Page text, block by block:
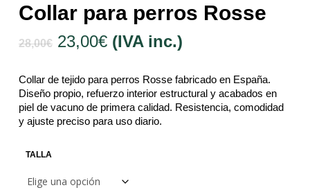
Collar para perros Rosse
28,00€ El
original
era:
28,00€.
23,00€El
precio
actual
es:
23,00€.
(IVA inc.)
Collar de tejido para perros Rosse fabricado en España.
Diseño propio, refuerzo interior estructural y acabados en
piel de vacuno de primera calidad. Resistencia, comodidad
y ajuste preciso para uso diario.
TALLA